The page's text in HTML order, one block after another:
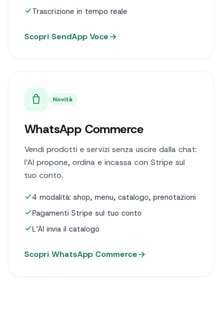
Trascrizione in tempo reale
Scopri SendApp Voce
Novità
WhatsApp Commerce
Vendi prodotti e servizi senza uscire dalla chat:
l’AI propone, ordina e incassa con Stripe sul
tuo conto.
4 modalità: shop, menu, catalogo, prenotazioni
Pagamenti Stripe sul tuo conto
L’AI invia il catalogo
Scopri WhatsApp Commerce